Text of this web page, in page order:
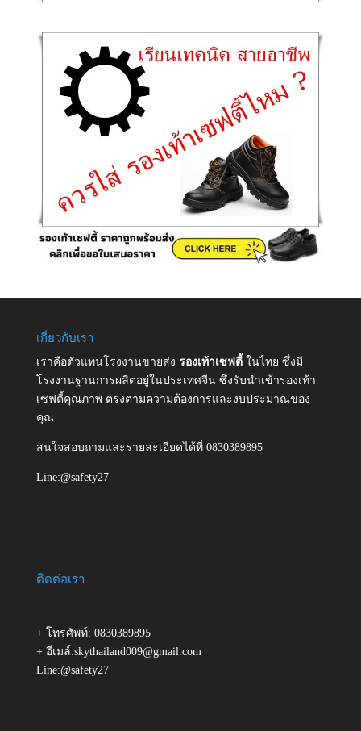
เกี่ยวกับเรา
เราคือตัวแทนโรงงานขายส่ง รองเท้าเซฟตี้ ในไทย ซึ่งมี
โรงงานฐานการผลิตอยู่ในประเทศจีน ซึ่งรับนำเข้ารองเท้า
เซฟตี้คุณภาพ ตรงตามความต้องการและงบประมาณของ
คุณ
สนใจสอบถามและรายละเอียดได้ที่ 0830389895
Line:@safety27
ติดต่อเรา
+ โทรศัพท์: 0830389895
+ อีเมล์:skythailand009@gmail.com
Line:@safety27